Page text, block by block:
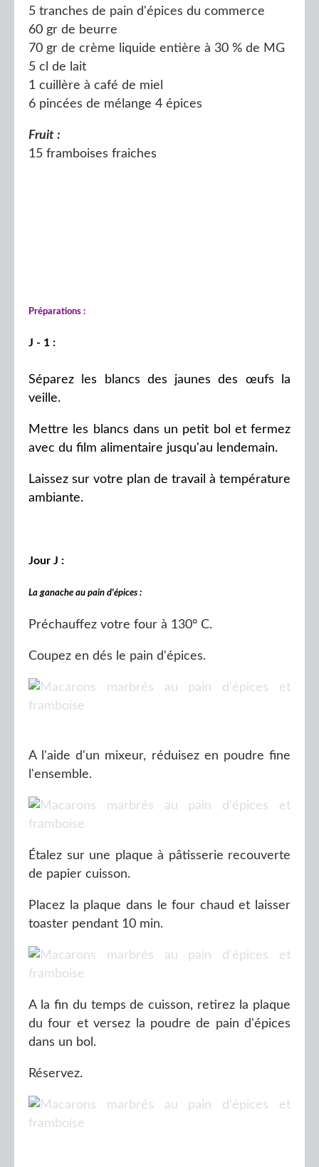
5 tranches de pain d'épices du commerce
60 gr de beurre
70 gr de crème liquide entière à 30 % de MG
5 cl de lait
1 cuillère à café de miel
6 pincées de mélange 4 épices
Fruit :
15 framboises fraiches
Préparations :
J - 1 :
Séparez les blancs des jaunes des œufs la
veille.
Mettre les blancs dans un petit bol et fermez
avec du film alimentaire jusqu'au lendemain.
Laissez sur votre plan de travail à température
ambiante.
Jour J :
La ganache au pain d'épices :
Préchauffez votre four à 130° C.
Coupez en dés le pain d'épices.
A l'aide d'un mixeur, réduisez en poudre fine
l'ensemble.
Étalez sur une plaque à pâtisserie recouverte
de papier cuisson.
Placez la plaque dans le four chaud et laisser
toaster pendant 10 min.
A la fin du temps de cuisson, retirez la plaque
du four et versez la poudre de pain d'épices
dans un bol.
Réservez.